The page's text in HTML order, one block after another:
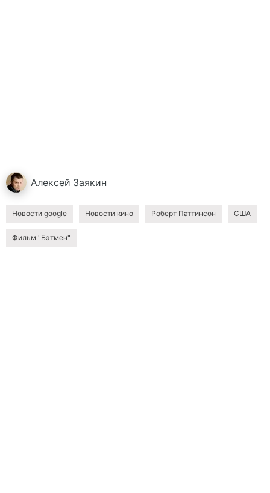
Алексей Заякин
Новости google Новости кино Роберт Паттинсон США
Фильм "Бэтмен"